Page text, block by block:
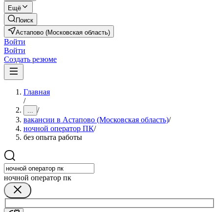
Ещё
Поиск
Астапово (Московская область)
Войти
Войти
Создать резюме
Главная
/
... /
вакансии в Астапово (Московская область)/
ночной оператор ПК/
без опыта работы
ночной оператор пк